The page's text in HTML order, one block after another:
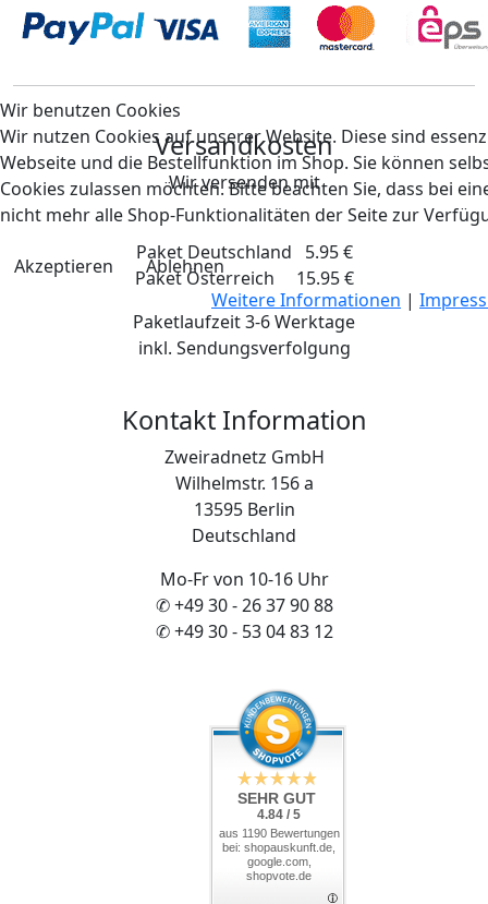
Versandkosten
Wir versenden mit
Paket Deutschland 5.95 €
Paket Österreich 15.95 €
Paketlaufzeit 3-6 Werktage
inkl. Sendungsverfolgung
Kontakt Information
Zweiradnetz GmbH
Wilhelmstr. 156 a
13595 Berlin
Deutschland
Mo-Fr von 10-16 Uhr
✆ +49 30 - 26 37 90 88
✆ +49 30 - 53 04 83 12
SEHR GUT
4.84 / 5
aus 1190 Bewertungen
bei: shopauskunft.de,
google.com,
shopvote.de
Wir benutzen Cookies
Wir nutzen Cookies auf unserer Website. Diese sind
Webseite und die Bestellfunktion im Shop. Sie können
Cookies zulassen möchten. Bitte beachten Sie, dass bei
nicht mehr alle Shop-Funktionalitäten der Seite zur
Akzeptieren
Ablehnen
Weitere Informationen |